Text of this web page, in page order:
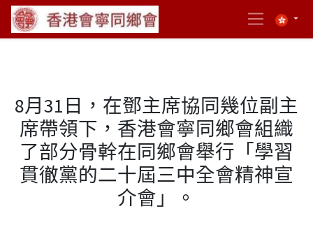
8月31日，在鄧主席協同幾位副主
席帶領下，香港會寧同鄉會組織
了部分骨幹在同鄉會舉行「學習
貫徹黨的二十屆三中全會精神宣
介會」。